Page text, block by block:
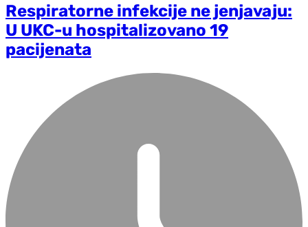
Respiratorne infekcije ne jenjavaju:
U UKC-u hospitalizovano 19
pacijenata